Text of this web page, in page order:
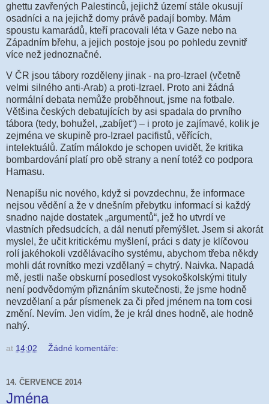
ghettu zavřených Palestinců, jejichž území stále okusují
osadníci a na jejichž domy právě padají bomby. Mám
spoustu kamarádů, kteří pracovali léta v Gaze nebo na
Západním břehu, a jejich postoje jsou po pohledu zevnitř
více než jednoznačné.
V ČR jsou tábory rozděleny jinak - na pro-Izrael (včetně
velmi silného anti-Arab) a proti-Izrael. Proto ani žádná
normální debata nemůže proběhnout, jsme na fotbale.
Většina českých debatujících by asi spadala do prvního
tábora (tedy, bohužel, „zabíjet“) – i proto je zajímavé, kolik je
zejména ve skupině pro-Izrael pacifistů, věřících,
intelektuálů. Zatím málokdo je schopen uvidět, že kritika
bombardování platí pro obě strany a není totéž co podpora
Hamasu.
Nenapíšu nic nového, když si povzdechnu, že informace
nejsou vědění a že v dnešním přebytku informací si každý
snadno najde dostatek „argumentů“, jež ho utvrdí ve
vlastních předsudcích, a dál nenutí přemýšlet. Jsem si akorát
myslel, že učit kritickému myšlení, práci s daty je klíčovou
rolí jakéhokoli vzdělávacího systému, abychom třeba někdy
mohli dát rovnítko mezi vzdělaný = chytrý. Naivka. Napadá
mě, jestli naše obskurní posedlost vysokoškolskými tituly
není podvědomým přiznáním skutečnosti, že jsme hodně
nevzdělaní a pár písmenek za či před jménem na tom cosi
změní. Nevím. Jen vidím, že je král dnes hodně, ale hodně
nahý.
at 14:02 Žádné komentáře:
14. ČERVENCE 2014
Jména